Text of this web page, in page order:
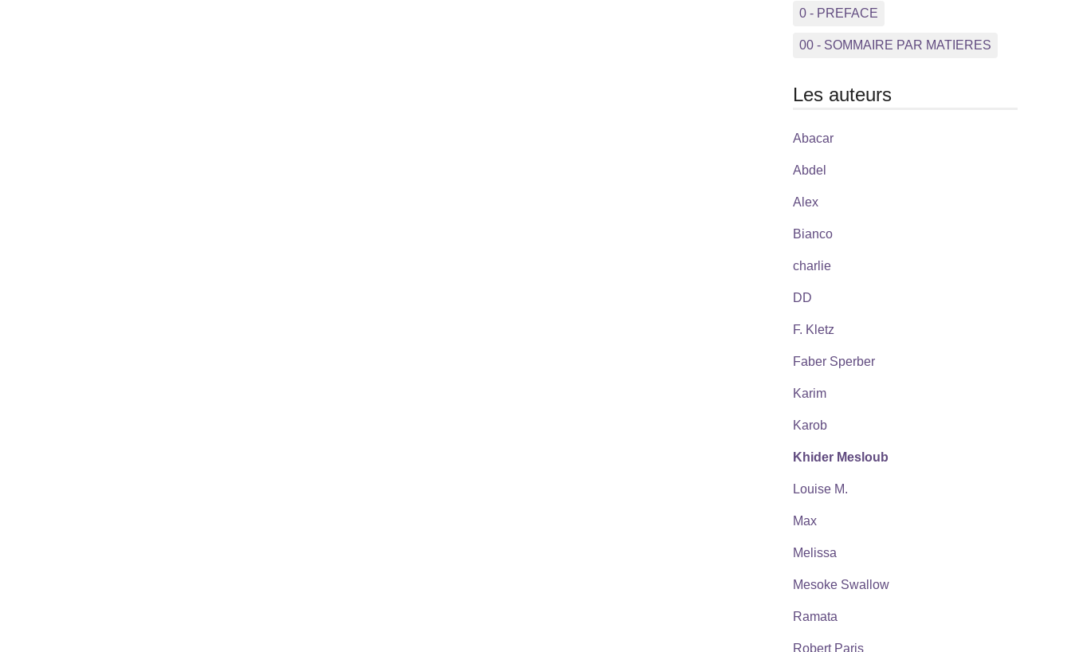
0 - PREFACE
00 - SOMMAIRE PAR MATIERES
Les auteurs
Abacar
Abdel
Alex
Bianco
charlie
DD
F. Kletz
Faber Sperber
Karim
Karob
Khider Mesloub
Louise M.
Max
Melissa
Mesoke Swallow
Ramata
Robert Paris